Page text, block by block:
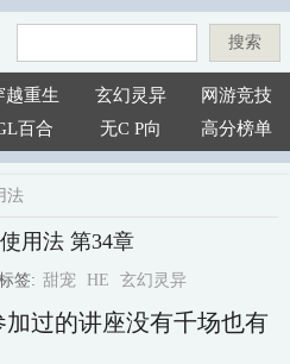
搜索
越重生 玄幻灵异
网游竞技
百合 无C P向 高分榜单
法
用法 第34章
签: 甜宠 HE 玄幻灵异
过的讲座没有千场也有